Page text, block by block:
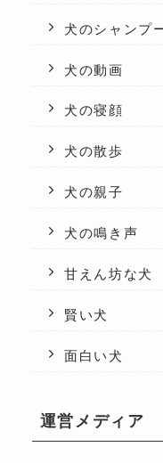
犬のシャンプ
犬の動画
犬の寝顔
犬の散歩
犬の親子
犬の鳴き声
甘えん坊な犬
賢い犬
面白い犬
運営メディア